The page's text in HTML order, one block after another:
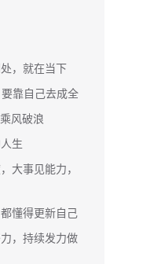
，就在当下
靠自己去成全
风破浪
生
大事见能力，
懂得更新自己
，持续发力做